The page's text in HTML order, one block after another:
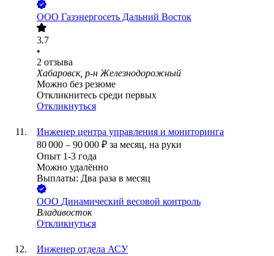
ООО Газэнергосеть Дальний Восток
3.7
•
2 отзыва
Хабаровск, р-н Железнодорожный
Можно без резюме
Откликнитесь среди первых
Откликнуться
Инженер центра управления и мониторинга
80 000 – 90 000 ₽ за месяц, на руки
Опыт 1-3 года
Можно удалённо
Выплаты: Два раза в месяц
ООО Динамический весовой контроль
Владивосток
Откликнуться
Инженер отдела АСУ